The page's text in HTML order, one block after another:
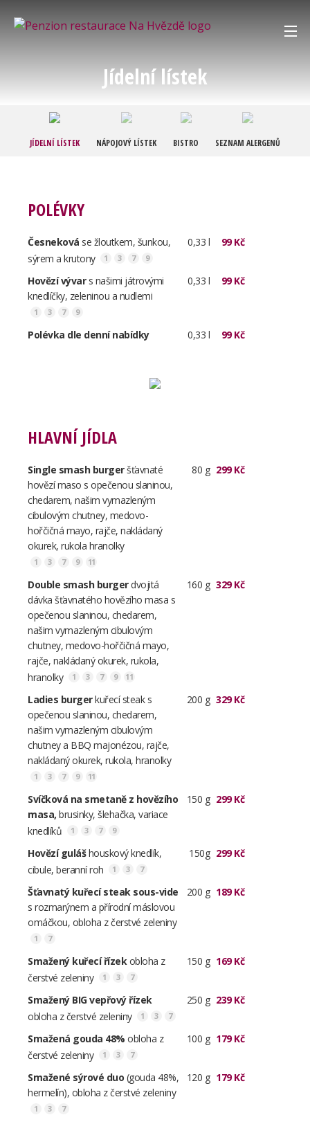
Penzion
Kontakt
Košík:0,00 Kč
+420 608 883 524
Jídelní lístek
JÍDELNÍ LÍSTEK NÁPOJOVÝ LÍSTEK BISTRO SEZNAM ALERGENŮ
POLÉVKY
Česneková se žloutkem, šunkou,
sýrem a krutony
0,33 l 99 Kč
1 3 7 9
Hovězí vývars našimi játrovými
knedlíčky, zeleninou a nudlemi
0,33 l 99 Kč
1 3 7 9
Polévka dle denní nabídky 0,33 l 99 Kč
HLAVNÍ JÍDLA
Single smash burgeršťavnaté
hovězí maso s opečenou slaninou,
chedarem, našim vymazleným
cibulovým chutney, medovo-
hořčičná mayo, rajče, nakládaný
okurek, rukola hranolky
80 g 299 Kč
1 3 7 9 11
Double smash burgerdvojitá
dávka šťavnatého hovězího masa s
opečenou slaninou, chedarem,
našim vymazleným cibulovým
chutney, medovo-hořčičná mayo,
rajče, nakládaný okurek, rukola,
hranolky
160 g 329 Kč
1 3 7 9 11
Ladies burgerkuřecí steak s
opečenou slaninou, chedarem,
našim vymazleným cibulovým
chutney a BBQ majonézou, rajče,
nakládaný okurek, rukola, hranolky
200 g 329 Kč
1 3 7 9 11
Svíčková na smetaně z hovězího
masa, brusinky, šlehačka, variace
knedlíků
150 g 299 Kč
1 3 7 9
Hovězí gulášhouskový knedlík,
cibule, beranní roh
150g 299 Kč
1 3 7
Šťavnatý kuřecí steak sous-vide
s rozmarýnem a přírodní máslovou
omáčkou, obloha z čerstvé zeleniny
200 g 189 Kč
1 7
Smažený kuřecí řízekobloha z
čerstvé zeleniny
150 g 169 Kč
1 3 7
Smažený BIG vepřový řízek
obloha z čerstvé zeleniny
250 g 239 Kč
1 3 7
Smažená gouda 48% obloha z
čerstvé zeleniny
100 g 179 Kč
1 3 7
Smažené sýrové duo (gouda 48%,
hermelín), obloha z čerstvé zeleniny
120 g 179 Kč
1 3 7